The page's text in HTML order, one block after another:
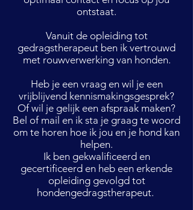
ontstaat.
Vanuit de opleiding tot
gedragstherapeut ben ik vertrouwd
met rouwverwerking van honden.
Heb je een vraag en wil je een
vrijblijvend kennismakingsgesprek?
Of wil je gelijk een afspraak maken?
Bel of mail en ik sta je graag te woord
om te horen hoe ik jou en je hond kan
helpen.
Ik ben gekwalificeerd en
gecertificeerd en heb een erkende
opleiding gevolgd tot
hondengedragstherapeut.